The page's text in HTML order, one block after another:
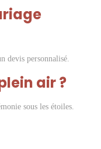
devis personnalisé.
air ?
sous les étoiles.